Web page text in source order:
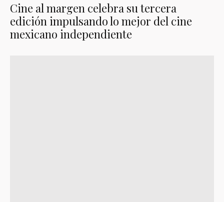
Cine al margen celebra su tercera
edición impulsando lo mejor del cine
mexicano independiente